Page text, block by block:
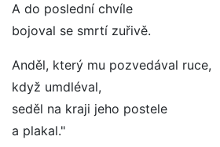
A do poslední chvíle
bojoval se smrtí zuřivě.
Anděl, který mu pozvedával ruce,
když umdléval,
seděl na kraji jeho postele
a plakal."